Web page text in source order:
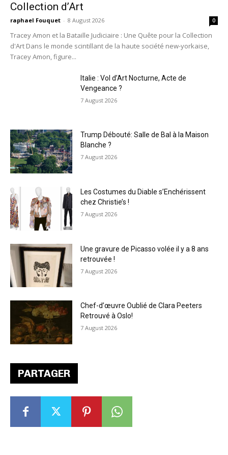
PARTAGER
Collection d’Art
raphael Fouquet - 8 August 2026 0
Tracey Amon et la Bataille Judiciaire : Une Quête pour la Collection
d'Art Dans le monde scintillant de la haute société new-yorkaise,
Tracey Amon, figure...
Italie : Vol d’Art Nocturne, Acte de
Vengeance ?
7 August 2026
Trump Débouté: Salle de Bal à la Maison
Blanche ?
7 August 2026
Les Costumes du Diable s’Enchérissent
chez Christie’s !
7 August 2026
Une gravure de Picasso volée il y a 8 ans
retrouvée !
7 August 2026
Chef-d’œuvre Oublié de Clara Peeters
Retrouvé à Oslo!
7 August 2026